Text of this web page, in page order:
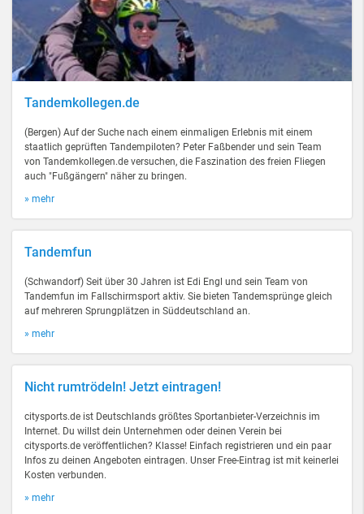
Tandemkollegen.de
(Bergen) Auf der Suche nach einem einmaligen Erlebnis mit einem
staatlich geprüften Tandempiloten? Peter Faßbender und sein Team
von Tandemkollegen.de versuchen, die Faszination des freien Fliegen
auch "Fußgängern" näher zu bringen.
» mehr
Tandemfun
(Schwandorf) Seit über 30 Jahren ist Edi Engl und sein Team von
Tandemfun im Fallschirmsport aktiv. Sie bieten Tandemsprünge gleich
auf mehreren Sprungplätzen in Süddeutschland an.
» mehr
Nicht rumtrödeln! Jetzt eintragen!
citysports.de ist Deutschlands größtes Sportanbieter-Verzeichnis im
Internet. Du willst dein Unternehmen oder deinen Verein bei
citysports.de veröffentlichen? Klasse! Einfach registrieren und ein paar
Infos zu deinen Angeboten eintragen. Unser Free-Eintrag ist mit keinerlei
Kosten verbunden.
» mehr